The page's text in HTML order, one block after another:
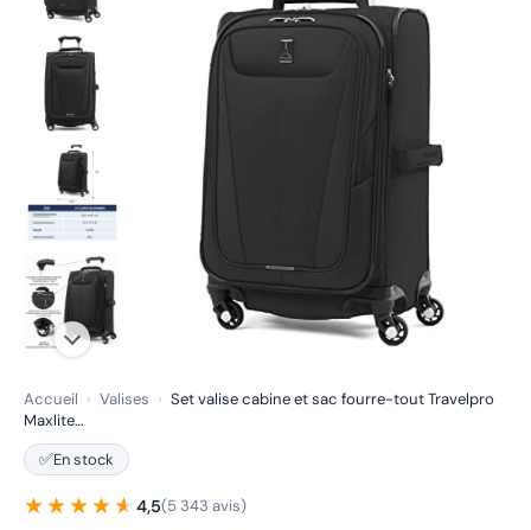
Accueil › Valises › Set valise cabine et sac fourre-tout Travelpro
Maxlite…
✅En stock
★★★★★
★★★★★ 4,5(5 343 avis)